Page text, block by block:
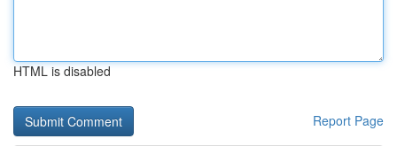
HTML is disabled
Report Page